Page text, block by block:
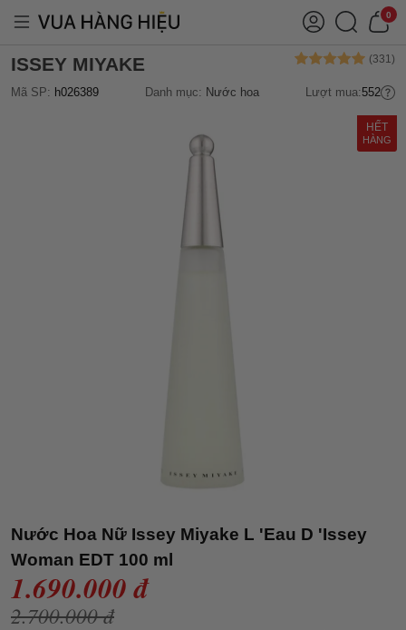
0
ISSEY MIYAKE
Mã SP: h026389 Danh mục: Nước hoa Lượt mua:552
HẾT
HÀNG
Nước Hoa Nữ Issey Miyake L 'Eau D 'Issey
Woman EDT 100 ml
1.690.000 đ
2.700.000 đ